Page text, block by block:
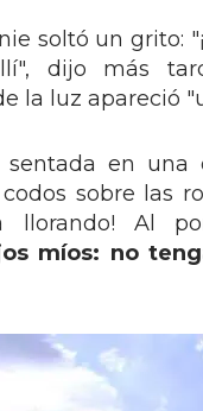
soltó un grito:
dijo más
la luz apareció
en una
sobre las
llorando! Al
míos: no